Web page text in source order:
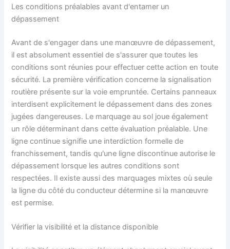
Les conditions préalables avant d'entamer un
dépassement
Avant de s'engager dans une manœuvre de dépassement,
il est absolument essentiel de s'assurer que toutes les
conditions sont réunies pour effectuer cette action en toute
sécurité. La première vérification concerne la signalisation
routière présente sur la voie empruntée. Certains panneaux
interdisent explicitement le dépassement dans des zones
jugées dangereuses. Le marquage au sol joue également
un rôle déterminant dans cette évaluation préalable. Une
ligne continue signifie une interdiction formelle de
franchissement, tandis qu'une ligne discontinue autorise le
dépassement lorsque les autres conditions sont
respectées. Il existe aussi des marquages mixtes où seule
la ligne du côté du conducteur détermine si la manœuvre
est permise.
Vérifier la visibilité et la distance disponible